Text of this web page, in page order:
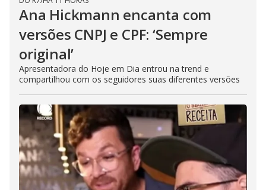
Ana Hickmann encanta com
versões CNPJ e CPF: ‘Sempre
original’
Apresentadora do Hoje em Dia entrou na trend e
compartilhou com os seguidores suas diferentes versões